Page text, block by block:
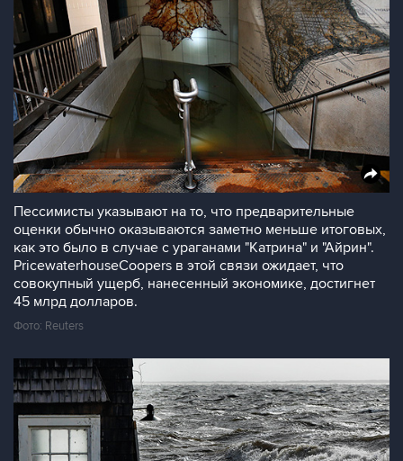
Пессимисты указывают на то, что предварительные
оценки обычно оказываются заметно меньше итоговых,
как это было в случае с ураганами "Катрина" и "Айрин".
PricewaterhouseCoopers в этой связи ожидает, что
совокупный ущерб, нанесенный экономике, достигнет
45 млрд долларов.
Фото: Reuters